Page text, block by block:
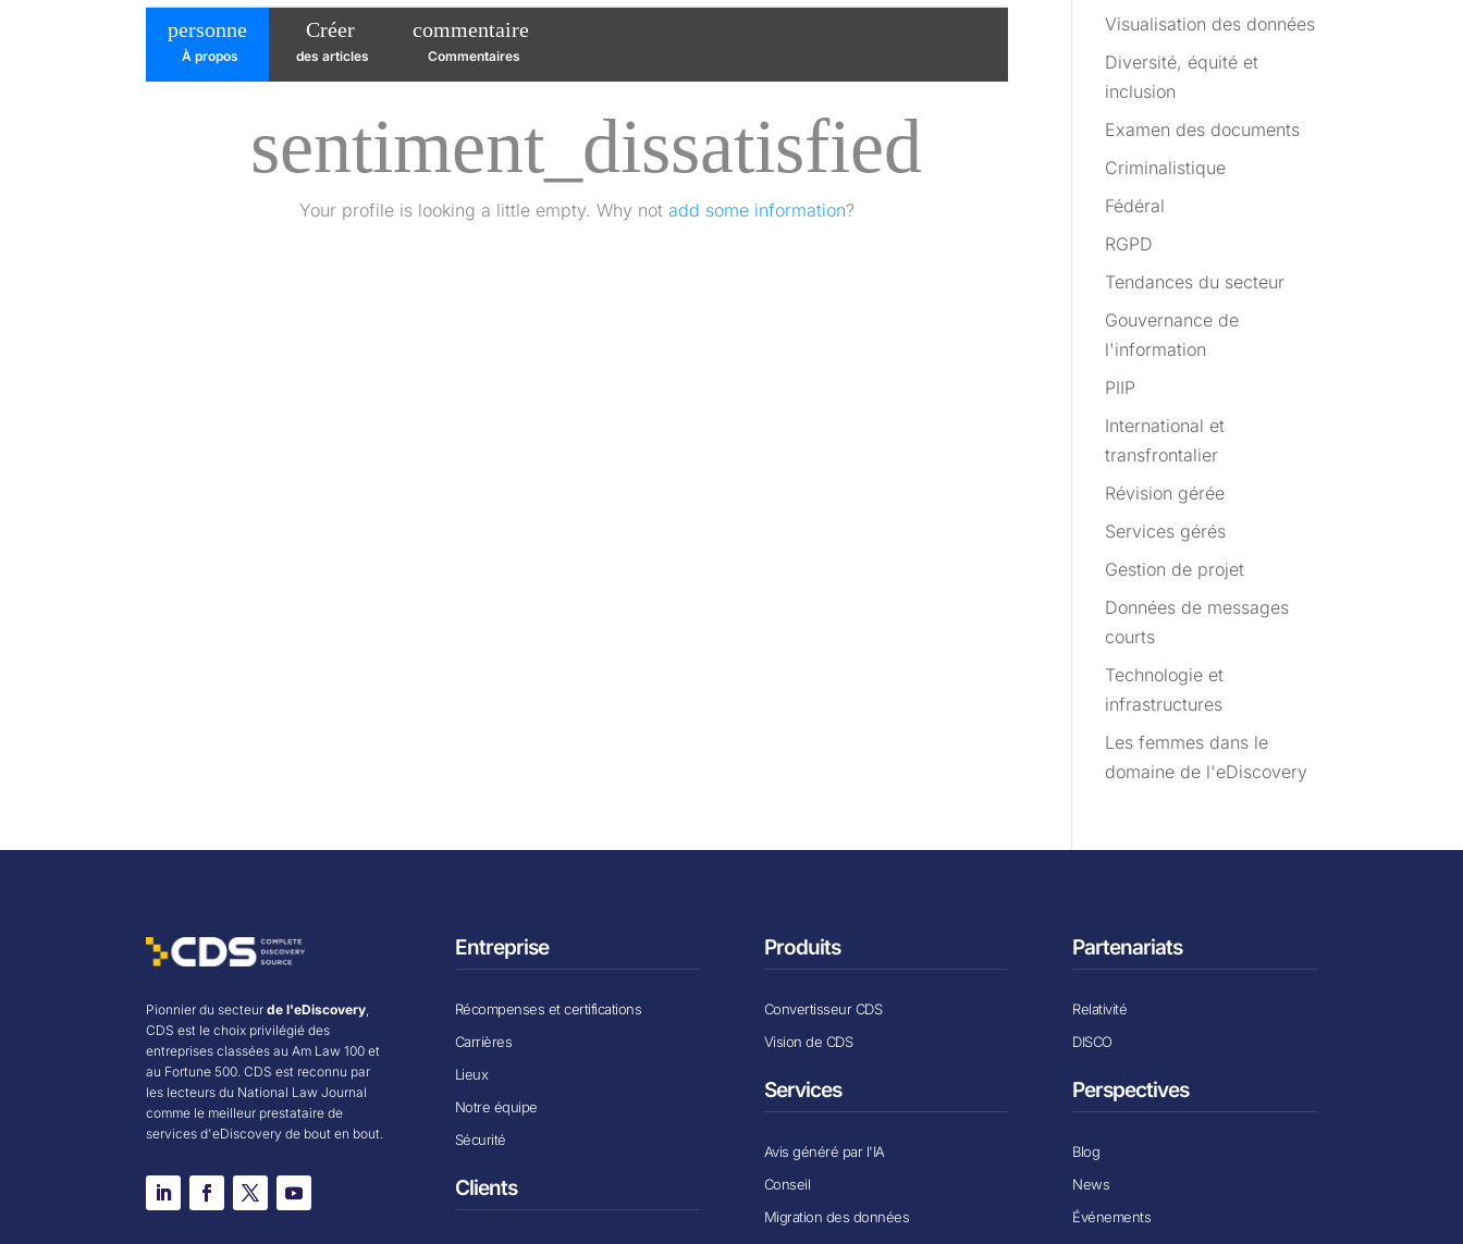
personne
À propos
Créer
des articles
commentaire
Commentaires
sentiment_dissatisfied
Your profile is looking a little empty. Why notadd some information?
Visualisation des données
Diversité, équité et
inclusion
Examen des documents
Criminalistique
Fédéral
RGPD
Tendances du secteur
Gouvernance de
l'information
PIIP
International et
transfrontalier
Révision gérée
Services gérés
Gestion de projet
Données de messages
courts
Technologie et
infrastructures
Les femmes dans le
domaine de l'eDiscovery
Pionnier du secteurde l'eDiscovery
CDS est le choix privilégié des
entreprises classées au Am Law 100 et
au Fortune 500. CDS est reconnu par
les lecteurs du National Law Journal
comme le meilleur prestataire de
services d'eDiscovery de bout en bout.
Entreprise
Récompenses et certifications
Carrières
Lieux
Notre équipe
Sécurité
Clients
Produits
Convertisseur CDS
Vision de CDS
Services
Avis généré par l'IA
Conseil
Migration des données
Partenariats
Relativité
DISCO
Perspectives
Blog
News
Événements